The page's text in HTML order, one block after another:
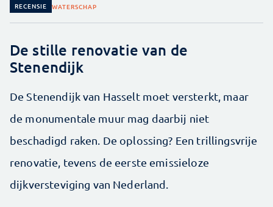
RECENSIE WATERSCHAP
De stille renovatie van de
Stenendijk
De Stenendijk van Hasselt moet versterkt, maar
de monumentale muur mag daarbij niet
beschadigd raken. De oplossing? Een trillingsvrije
renovatie, tevens de eerste emissieloze
dijkversteviging van Nederland.